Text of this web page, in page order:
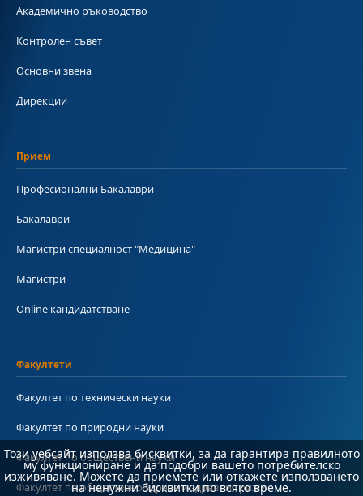
Академично ръководство
Контролен съвет
Основни звена
Дирекции
Прием
Професионални Бакалаври
Бакалаври
Магистри специалност "Медицина"
Магистри
Online кандидатстване
Факултети
Факултет по технически науки
Факултет по природни науки
Факултет по обществени науки
Факултет по обществено здраве и здравни грижи
Този уебсайт използва бисквитки, за да гарантира правилното
му функциониране и да подобри вашето потребителско
изживяване. Можете да приемете или откажете използването
на ненужни бисквитки по всяко време.